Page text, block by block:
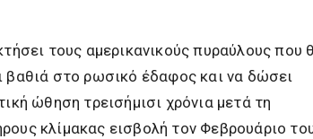
τους αμερικανικούς πυραύλους που
βαθιά στο ρωσικό έδαφος και να δώσει
ώθηση τρεισήμισι χρόνια μετά τη
κλίμακας εισβολή τον Φεβρουάριο